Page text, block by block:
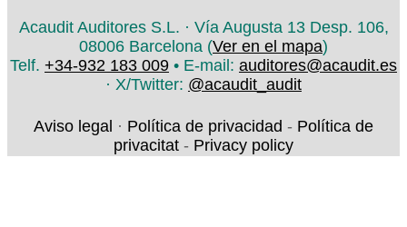
Acaudit Auditores S.L. · Vía Augusta 13 Desp. 106,
08006 Barcelona (Ver en el mapa)
Telf. +34-932 183 009 • E-mail: auditores@acaudit.es
· X/Twitter: @acaudit_audit
Aviso legal · Política de privacidad - Política de
privacitat - Privacy policy